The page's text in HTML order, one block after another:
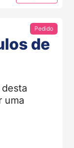
Pedido
de
uma